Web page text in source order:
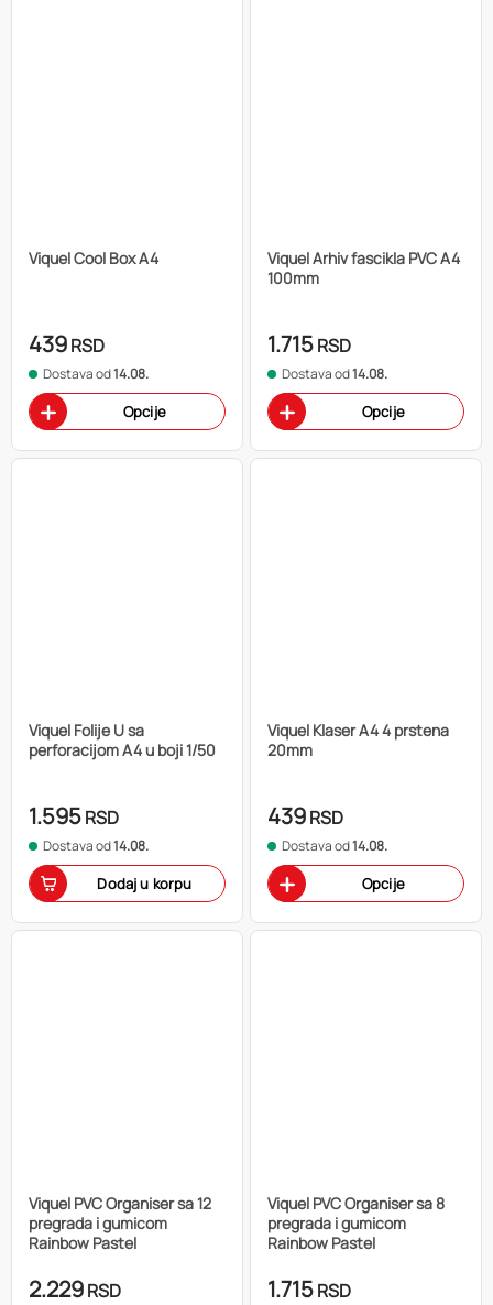
Viquel Cool Box A4
439RSD
Dostava od14.08.
Opcije
Viquel Arhiv fascikla PVC A4
100mm
1.715RSD
Dostava od14.08.
Opcije
Viquel Folije U sa
perforacijom A4 u boji 1/50
1.595RSD
Dostava od14.08.
Dodaj u korpu
Viquel Klaser A4 4 prstena
20mm
439RSD
Dostava od14.08.
Opcije
Viquel PVC Organiser sa 12
pregrada i gumicom
Rainbow Pastel
2.229RSD
Viquel PVC Organiser sa 8
pregrada i gumicom
Rainbow Pastel
1.715RSD